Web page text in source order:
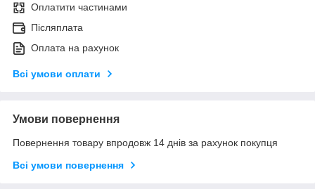
Оплатити частинами
Післяплата
Оплата на рахунок
Всі умови оплати
Умови повернення
Повернення товару впродовж 14 днів за рахунок покупця
Всі умови повернення